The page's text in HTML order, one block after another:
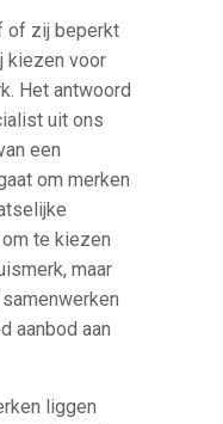
of zij beperkt
kiezen voor
Het antwoord
uit ons
een
om merken
te kiezen
maar
aanbod aan
liggen